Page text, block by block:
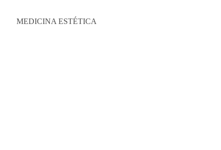
MEDICINA ESTÉTICA